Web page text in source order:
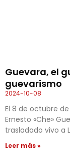
Guevara, el
guevarismo
2024-10-08
El 8 de octubre
Ernesto «Che»
trasladado vivo a
Leer más »